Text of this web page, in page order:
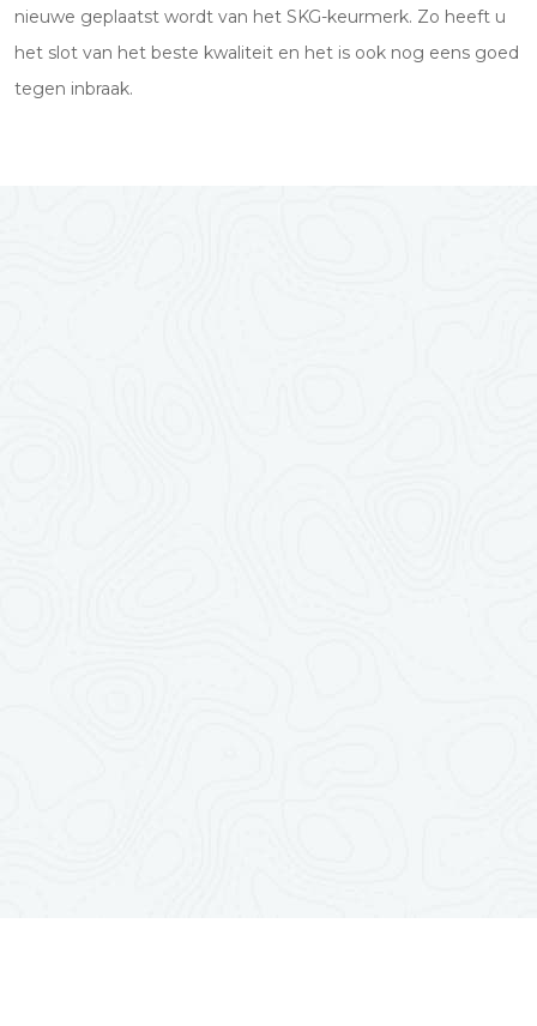
nieuwe geplaatst wordt van het SKG-keurmerk. Zo heeft u
het slot van het beste kwaliteit en het is ook nog eens goed
tegen inbraak.